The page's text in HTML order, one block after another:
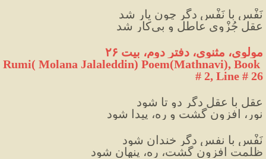
نَفْس با نَفْسِ دگر چون یار شد
عقلِ جُزْوی عاطل و بی‌کار شد
مولوی، مثنوی، دفتر دوم، بیت ۲۶
Rumi( Molana Jalaleddin) Poem(Mathnavi), Book
# 2, Line # 26
عقل با عقلِ دگر دو تا شود
نور، افزون گشت و ره، پیدا شود
نَفْس با نفسِ دگر خندان شود
ظلمت افزون گشت، ره، پنهان شود